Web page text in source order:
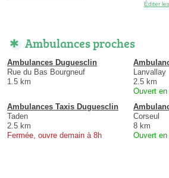
Éditer
Ambulances proches
Ambulances Duguesclin
Rue du Bas Bourgneuf
1.5 km
Lanvallay
2.5 km
Ouvert
Ambulances Taxis Duguesclin
Taden
2.5 km
Fermée, ouvre demain à 8h
Corseul
8 km
Ouvert